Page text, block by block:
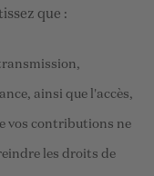
que :
ainsi que l'accès,
vos contributions ne
les droits de